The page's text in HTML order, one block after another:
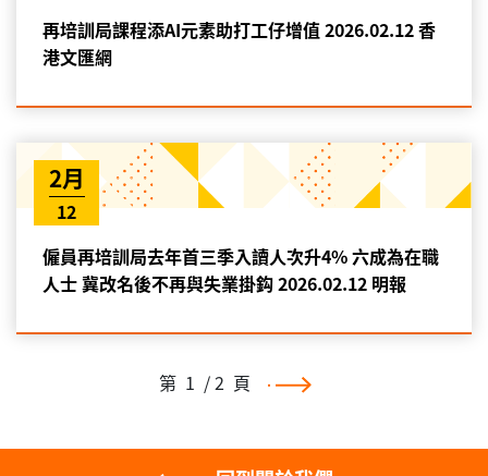
再培訓局課程添AI元素助打工仔增值 2026.02.12 香
港文匯網
2月
12
僱員再培訓局去年首三季入讀人次升4% 六成為在職
人士 冀改名後不再與失業掛鈎 2026.02.12 明報
第 1 / 2 頁